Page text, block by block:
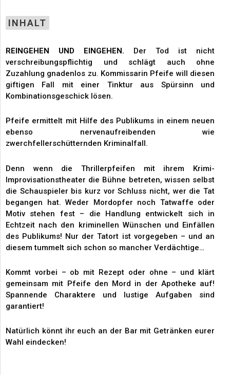
INHALT
REINGEHEN UND EINGEHEN. Der Tod ist nicht
verschreibungspflichtig und schlägt auch ohne
Zuzahlung gnadenlos zu. Kommissarin Pfeife will diesen
giftigen Fall mit einer Tinktur aus Spürsinn und
Kombinationsgeschick lösen.
Pfeife ermittelt mit Hilfe des Publikums in einem neuen
ebenso nervenaufreibenden wie
zwerchfellerschütternden Kriminalfall.
Denn wenn die Thrillerpfeifen mit ihrem Krimi-
Improvisationstheater die Bühne betreten, wissen selbst
die Schauspieler bis kurz vor Schluss nicht, wer die Tat
begangen hat. Weder Mordopfer noch Tatwaffe oder
Motiv stehen fest – die Handlung entwickelt sich in
Echtzeit nach den kriminellen Wünschen und Einfällen
des Publikums! Nur der Tatort ist vorgegeben – und an
diesem tummelt sich schon so mancher Verdächtige…
Kommt vorbei – ob mit Rezept oder ohne – und klärt
gemeinsam mit Pfeife den Mord in der Apotheke auf!
Spannende Charaktere und lustige Aufgaben sind
garantiert!
Natürlich könnt ihr euch an der Bar mit Getränken eurer
Wahl eindecken!